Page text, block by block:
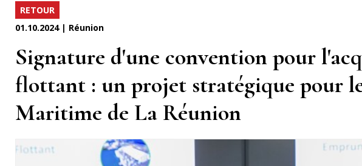
RETOUR
01.10.2024 | Réunion
Signature d'une convention pour
flottant : un projet stratégique pour
Maritime de La Réunion